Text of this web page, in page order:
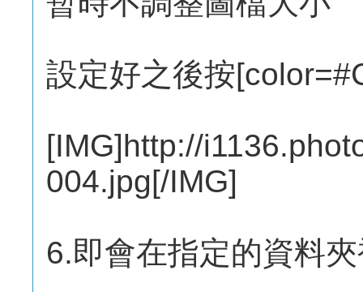
設定好之後按
[IMG]http://
004.jpg[/IMG]
6.即會在指定的資料